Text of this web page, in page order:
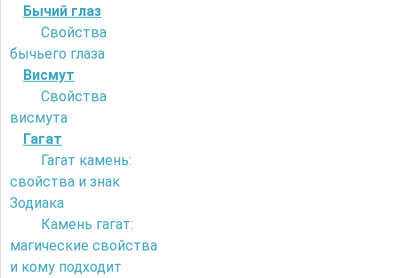
Бычий глаз
Свойства
бычьего глаза
Висмут
Свойства
висмута
Гагат
Гагат камень:
свойства и знак
Зодиака
Камень гагат:
магические свойства
и кому подходит